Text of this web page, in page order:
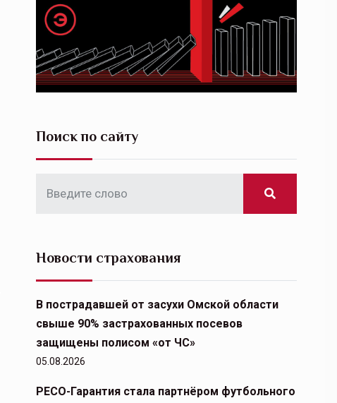
Поиск по сайту
Новости страхования
В пострадавшей от засухи Омской области
свыше 90% застрахованных посевов
защищены полисом «от ЧС»
05.08.2026
РЕСО-Гарантия стала партнёром футбольного